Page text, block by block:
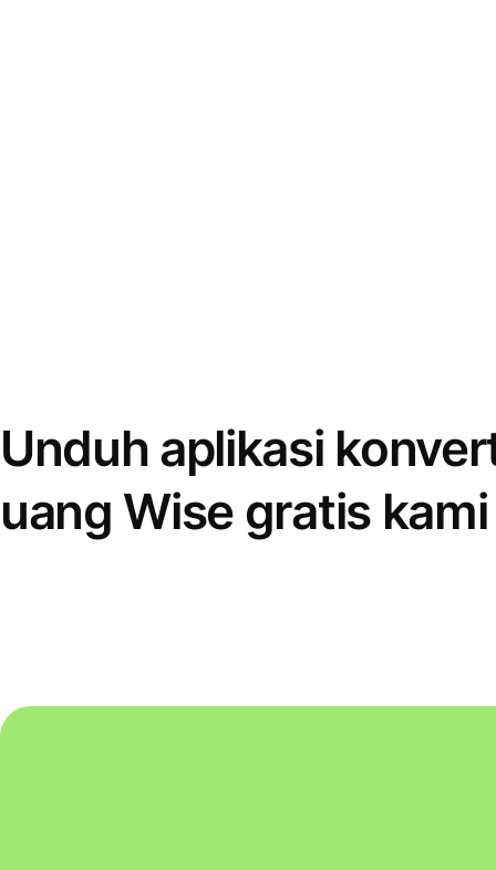
Unduh aplikasi
uang Wise gratis kami